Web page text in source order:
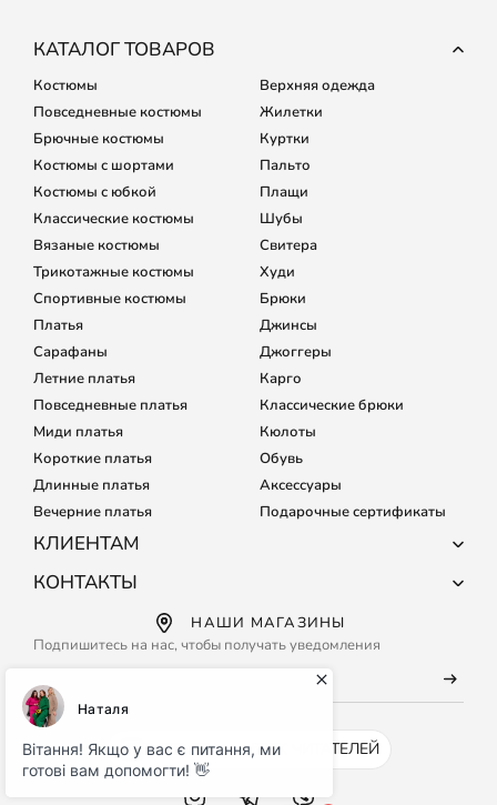
КЛИЕНТАМ
О компании
Частые вопросы
Договор оферты
Условия использования сайта
Бонусная программа
КАТАЛОГ ТОВАРОВ
Костюмы
Повседневные костюмы
Брючные костюмы
Костюмы с шортами
Костюмы с юбкой
Классические костюмы
Вязаные костюмы
Трикотажные костюмы
Спортивные костюмы
Платья
Сарафаны
Летние платья
Повседневные платья
Миди платья
Короткие платья
Длинные платья
Вечерние платья
Верхняя одежда
Жилетки
Куртки
Пальто
Плащи
Шубы
Свитера
Худи
Брюки
Джинсы
Джоггеры
Карго
Классические брюки
Кюлоты
Обувь
Аксессуары
Подарочные сертификаты
КОНТАКТЫ
+38 (067) 127-68-15
+38 (067) 133-64-80
info@maritel.com.ua
НАШИ МАГАЗИНЫ
INSTAGRAM - 500K ЧИТАТЕЛЕЙ
Подпишитесь на нас, чтобы получать уведомления